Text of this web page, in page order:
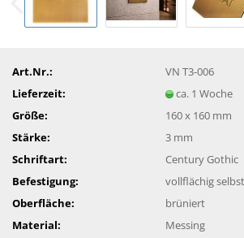
Art.Nr.:
VN T3-006
Lieferzeit:
ca. 1 Woche
Größe:
160 x 160 mm
Stärke:
3 mm
Schriftart:
Century Gothic
Befestigung:
vollflächig
Oberfläche:
brüniert
Material:
Messing